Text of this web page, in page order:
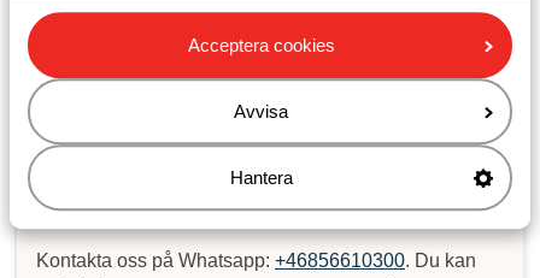
Acceptera cookies
Avvisa
Hantera
Har du inte hittat ditt svar?
Kontakta oss via WhatsApp!
Kontakta oss på Whatsapp: +46856610300. Du kan